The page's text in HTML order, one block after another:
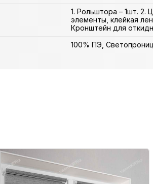
1. Рольштора – 1шт.
элементы, клейкая
Кронштейн для
100% ПЭ,